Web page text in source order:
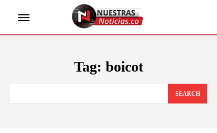
Tag: boicot
SEARCH